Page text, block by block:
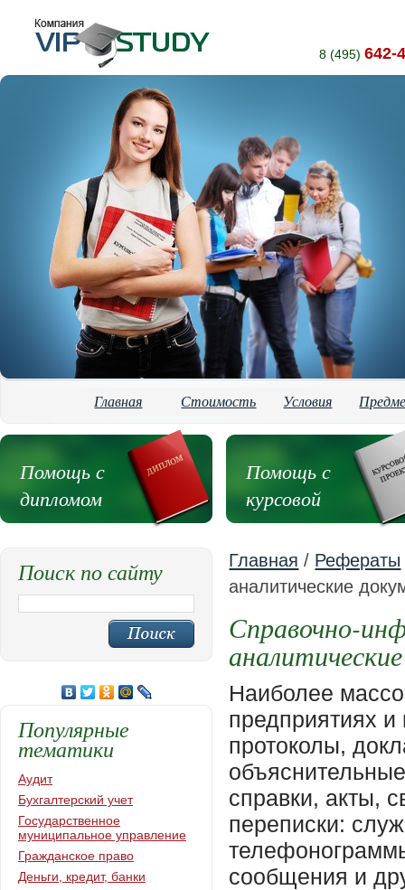
8 (495) 642-
Главная Стоимость Условия
Помощь с
дипломом
Помощь с
курсовой
Главная / Рефераты
аналитические
Справочно-
Наиболее массовая группа документов, создаваемых на предприятиях и поступающая в них. К ним относятся протоколы, докладные записки, предложения, объяснительные записки, заявления, представления, справки, акты, сводки, обзоры, списки. Все разновидности переписки: служебные письма, телеграммы, телефонограммы, телексы, факсограммы, электронные сообщения и другие документы. Отличительная особенность этой группы документов: 1. документы наделены вспомогательным характером. Информация этих документов либо побуждает к действию, либо принимается к сведению. 2. многообразие видов не снимает единых требований к установленному порядку оформления организационнораспорядительных документов 3. с целью сокращения трудозатрат на составление специалистами справочноинформационных документов разрабатываются сборники типовых текстов. 4. Для сокращения объемов машинописных работ рекомендуется на часто используемые документы разрабатывать трафареты 5. каждый вид документа имеет только ему присущие особенности и жесткие требования к его оформлению. Как и все организационнораспорядительные документы, справочноинформационные документы подлежат унификации. Протокол документ, фиксирующий ход обсуждения вопросов и принятия решения на собраниях, совещаниях, конференциях и заседаниях коллегиальных органов; это также документ, составленный официальным лицом для удостоверения какоголибо факта (административный протокол, протокол инспектора пожарной охраны). Требования к оформлению протокола: протокол оформляется на общем бланке организации с указанием наименование вида документа – «ПРОТОКОЛ» (Приложение Л), или на листе бумаги. Обязательными реквизитами протокола являются: наименование организации, наименование вида документа, дата и номер протокола, заголовок к тексту, подписи. Датой протокола является дата заседания, а не дата его окончательного оформления. В случае, если заседание продолжалось несколько дней, указывается дата начала и через тире – окончания заседания. Например, 28.06 – 30.06.2001. Номер протокола – это порядковый номер заседания коллегиального органа. Заголовок к тексту протокола содержит указание вида коллегиальной деятельности (совещание, собрание, заседание) и название самого коллегиального органа в родительном падеже. Например, протокол заседания педагогического совета, протокол совещания акционеров. Текст протокола состоит из двух частей: вводной и основной. Вводная часть содержит сведения о председателе, секретаре, присутствующих. Фамилии присутствующих записываются в протокол, если их не более 15, в алфавитном порядке, с указанием места работы и должности, если же присутствующих больше, составляется отдельный список. Завершает вводную часть повестка дня, т. е. перечень четко сформулированных вопросов, которые
Поиск по сайту
Популярные
тематики
Аудит
Бухгалтерский учет
Государственное
муниципальное управление
Гражданское право
Деньги, кредит, банки